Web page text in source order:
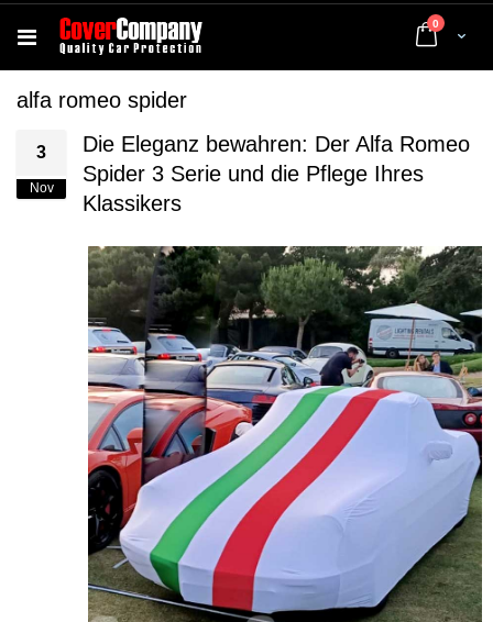
Cart
0 Artikel
alfa romeo spider
3
Nov
Die Eleganz bewahren: Der Alfa Romeo
Spider 3 Serie und die Pflege Ihres
Klassikers